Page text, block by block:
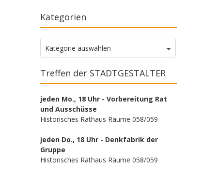
Kategorien
Kategorien
Kategorie auswählen
Treffen der STADTGESTALTER
jeden Mo., 18 Uhr - Vorbereitung Rat
und Ausschüsse
Historisches Rathaus Räume 058/059
jeden Do., 18 Uhr - Denkfabrik der
Gruppe
Historisches Rathaus Räume 058/059